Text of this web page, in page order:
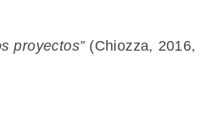
proyectos” (Chiozza, 2016,